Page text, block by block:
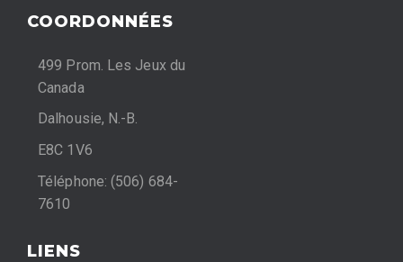
COORDONNÉES
499 Prom. Les Jeux du
Canada
Dalhousie, N.-B.
E8C 1V6
Téléphone: (506) 684-
7610
LIENS